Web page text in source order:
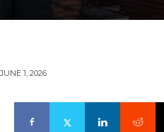
JUNE 1, 2026